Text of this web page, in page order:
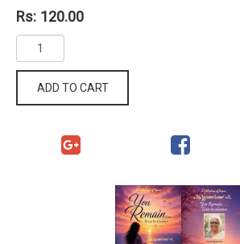
Rs: 120.00
ADD TO CART